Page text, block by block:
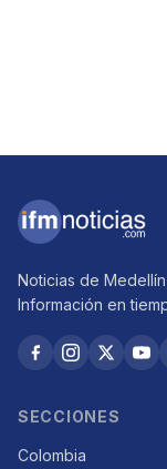
Noticias de
Información en
SECCIONES
Colombia